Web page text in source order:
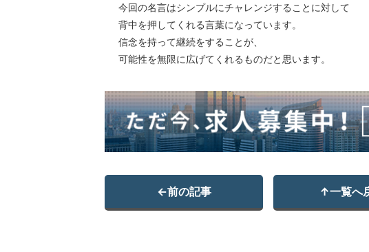
今回の名言はシンプルにチャレンジすることに対して
背中を押してくれる言葉になっています。
信念を持って継続をすることが、
可能性を無限に広げてくれるものだと思います。
←前の記事 ↑一覧へ